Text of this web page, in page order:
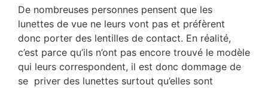
De nombreuses personnes pensent que les
lunettes de vue ne leurs vont pas et préfèrent
donc porter des lentilles de contact. En réalité,
c’est parce qu’ils n’ont pas encore trouvé le modèle
qui leurs correspondent, il est donc dommage de
se priver des lunettes surtout qu’elles sont